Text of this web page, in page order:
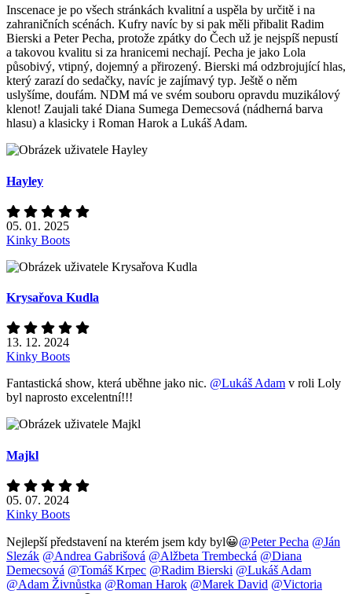
Inscenace je po všech stránkách kvalitní a uspěla by určitě i na
zahraničních scénách. Kufry navíc by si pak měli přibalit Radim
Bierski a Peter Pecha, protože zpátky do Čech už je nejspíš nepustí
a takovou kvalitu si za hranicemi nechají. Pecha je jako Lola
působivý, vtipný, dojemný a přirozený. Bierski má odzbrojující hlas,
který zarazí do sedačky, navíc je zajímavý typ. Ještě o něm
uslyšíme, doufám. NDM má ve svém souboru opravdu muzikálový
klenot! Zaujali také Diana Sumega Demecsová (nádherná barva
hlasu) a klasicky i Roman Harok a Lukáš Adam.
Hayley
05. 01. 2025
Kinky Boots
Krysařova Kudla
13. 12. 2024
Kinky Boots
Fantastická show, která uběhne jako nic. @Lukáš Adam v roli Loly
byl naprosto excelentní!!!
Majkl
05. 07. 2024
Kinky Boots
Nejlepší představení na kterém jsem kdy byl😀@Peter Pecha @Ján
Slezák @Andrea Gabrišová @Alžbeta Trembecká @Diana
Demecsová @Tomáš Krpec @Radim Bierski @Lukáš Adam
@Adam Živnůstka @Roman Harok @Marek David @Victoria